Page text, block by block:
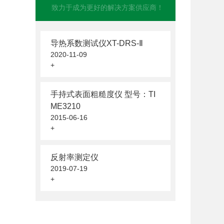
致力于成为更好的解决方案供应商！
导热系数测试仪XT-DRS-Ⅱ
2020-11-09
+
手持式表面粗糙度仪 型号：TI
ME3210
2015-06-16
+
反射率测定仪
2019-07-19
+